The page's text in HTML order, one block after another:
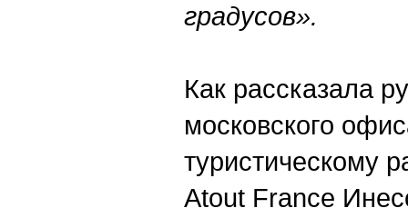
градусов».
Как рассказала
московского
туристическому
Atout France